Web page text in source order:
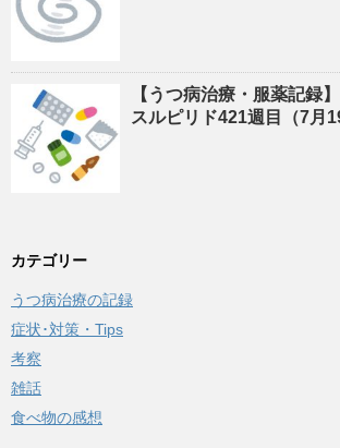
【うつ病治療・服薬記録
スルピリド421週目（7月
カテゴリー
うつ病治療の記録
症状･対策・Tips
考察
雑話
食べ物の感想